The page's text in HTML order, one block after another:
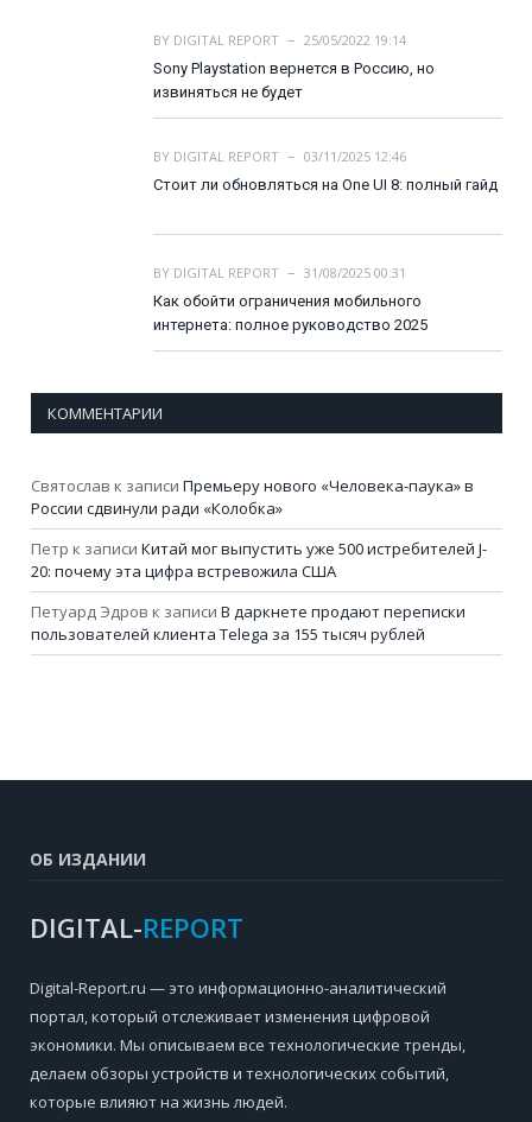
BY DIGITAL REPORT
25/05/2022 19:14
Sony Playstation вернется в Россию, но
извиняться не будет
BY DIGITAL REPORT
03/11/2025 12:46
Стоит ли обновляться на One UI 8: полный гайд
BY DIGITAL REPORT
31/08/2025 00:31
Как обойти ограничения мобильного
интернета: полное руководство 2025
КОММЕНТАРИИ
Святослав к записи Премьеру нового «Человека-паука» в
России сдвинули ради «Колобка»
Петр к записи Китай мог выпустить уже 500 истребителей J-
20: почему эта цифра встревожила США
Петуард Эдров к записи В даркнете продают переписки
пользователей клиента Telega за 155 тысяч рублей
ОБ ИЗДАНИИ
DIGITAL-REPORT
Digital-Report.ru — это информационно-аналитический
портал, который отслеживает изменения цифровой
экономики. Мы описываем все технологические тренды,
делаем обзоры устройств и технологических событий,
которые влияют на жизнь людей.